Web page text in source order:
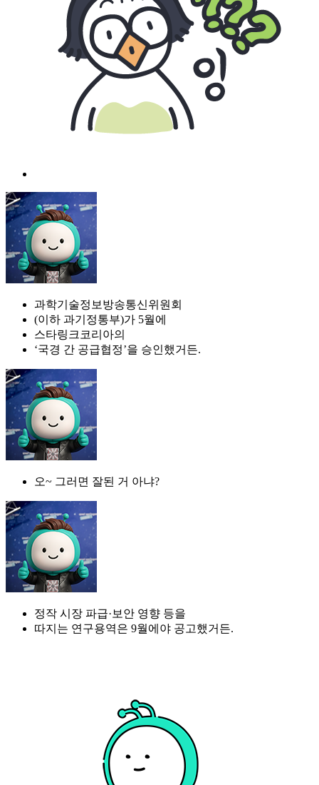
과학기술정보방송통신위원회
(이하 과기정통부)가 5월에
스타링크코리아의
‘국경 간 공급협정’을 승인했거든.
오~ 그러면 잘된 거 아냐?
정작 시장 파급·보안 영향 등을
따지는 연구용역은 9월에야 공고했거든.